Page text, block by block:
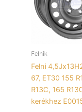
Felnik
Felni
67, ET30 155
R13C, 165
kerékhez